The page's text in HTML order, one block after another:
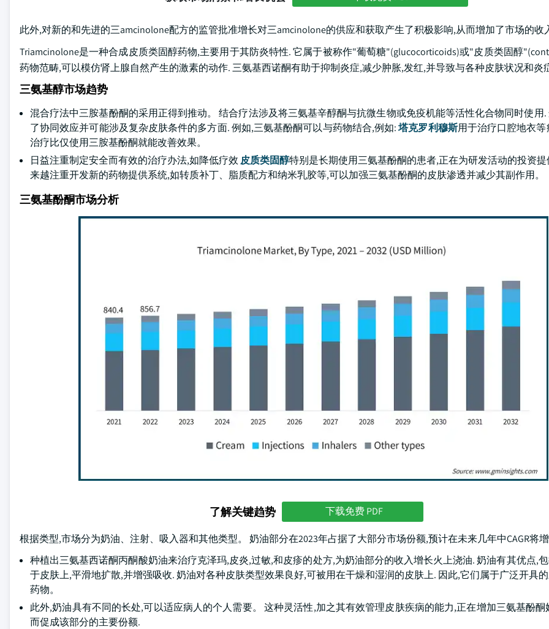
此外,对新的和先进的三amcinolone配方的监管批准增长对三amcinolone的供应和获取产生了积极影响,从而增加了市场的收
Triamcinolone是一种合成皮质类固醇药物,主要用于其防炎特性. 它属于被称作"葡萄糖"(glucocorticoids)或"皮质类固醇
药物范畴,可以模仿肾上腺自然产生的激素的动作. 三氨基西诺酮有助于抑制炎症,减少肿胀,发红,并导致与各种皮肤状况和炎
三氨基醇市场趋势
混合疗法中三胺基酚酮的采用正得到推动。 结合疗法涉及将三氨基辛醇酮与抗微生物或免疫机能等活性化合物同时使用
了协同效应并可能涉及复杂皮肤条件的多方面. 例如,三氨基酚酮可以与药物结合,例如:塔克罗利穆斯用于治疗口腔地衣
治疗比仅使用三胺基酚酮就能改善效果。
日益注重制定安全而有效的治疗办法,如降低疗效 皮质类固醇特别是长期使用三氨基酚酮的患者,正在为研发活动的投资
来越注重开发新的药物提供系统,如转质补丁、脂质配方和纳米乳胶等,可以加强三氨基酚酮的皮肤渗透并减少其副作用。
三氨基酚酮市场分析
了解关键趋势 下载免费 PDF
根据类型,市场分为奶油、注射、吸入器和其他类型。 奶油部分在2023年占据了大部分市场份额,预计在未来几年中CAGR将
种植出三氨基西诺酮丙酮酸奶油来治疗克泽玛,皮炎,过敏,和皮疹的处方,为奶油部分的收入增长火上浇油. 奶油有其优点,
于皮肤上,平滑地扩散,并增强吸收. 奶油对各种皮肤类型效果良好,可被用在干燥和湿润的皮肤上. 因此,它们属于广泛开具
药物。
此外,奶油具有不同的长处,可以适应病人的个人需要。 这种灵活性,加之其有效管理皮肤疾病的能力,正在增加三氨基酚
而促成该部分的主要份额.